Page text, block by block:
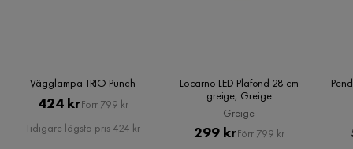
Vägglampa TRIO Punch
Pris
424 krOriginal
Pris
Förr 799 kr
Tidigare lägsta pris 424 kr
Locarno LED Plafond 28 cm
greige, Greige
Greige
Pris
299 krOriginal
Förr 799 kr